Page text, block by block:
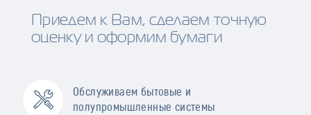
Приедем к Вам, сделаем точную
оценку и оформим бумаги
Обслуживаем бытовые и
полупромышленные системы